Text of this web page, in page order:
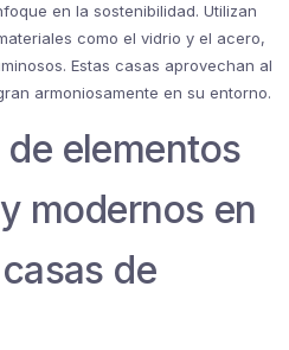
en la sostenibilidad. Utilizan
como el vidrio y el acero,
Estas casas aprovechan al
armoniosamente en su entorno.
elementos
modernos en
de